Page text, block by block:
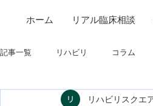
ホーム リアル臨床相談
記事一覧 リハビリ コラム
制度関連 学会・研
リハビリスクエ